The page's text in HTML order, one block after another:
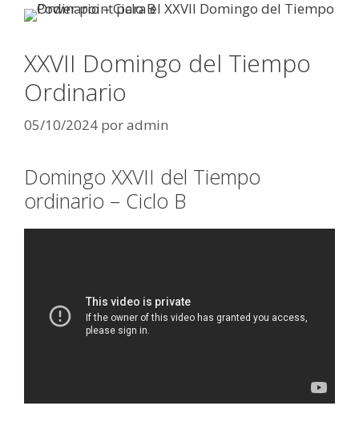
XXVII Domingo del Tiempo
Ordinario
05/10/2024 poradmin
Domingo XXVII del Tiempo
ordinario – Ciclo B